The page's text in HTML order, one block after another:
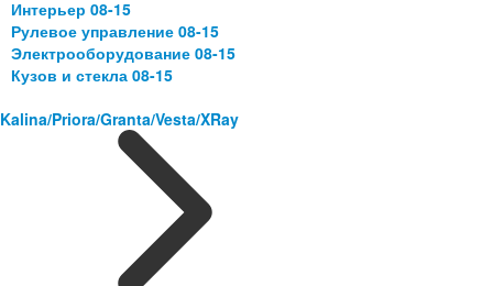
Интерьер 08-15
Рулевое управление 08-15
Электрооборудование 08-15
Кузов и стекла 08-15
Kalina/Priora/Granta/Vesta/XRay